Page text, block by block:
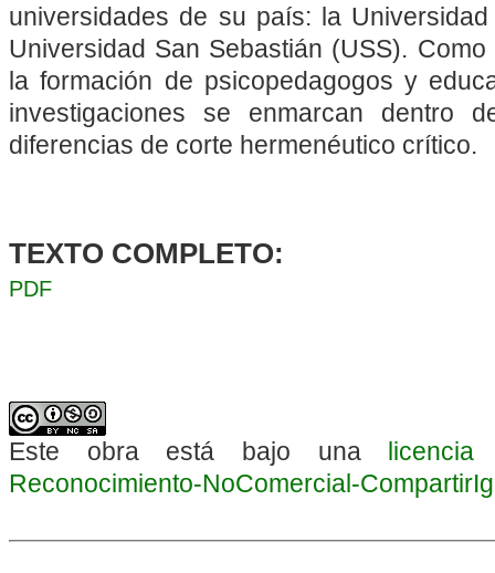
universidades de su país: la
Universidad San Sebastián (USS).
la formación de psicopedagogos y
investigaciones se enmarcan dentro
diferencias de corte hermenéutico crítico.
TEXTO COMPLETO:
PDF
Este obra está bajo una
Reconocimiento-NoComercial-